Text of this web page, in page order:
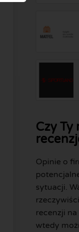
Czy Ty
Opinie o
sytuacji.
recenzji
wtedy